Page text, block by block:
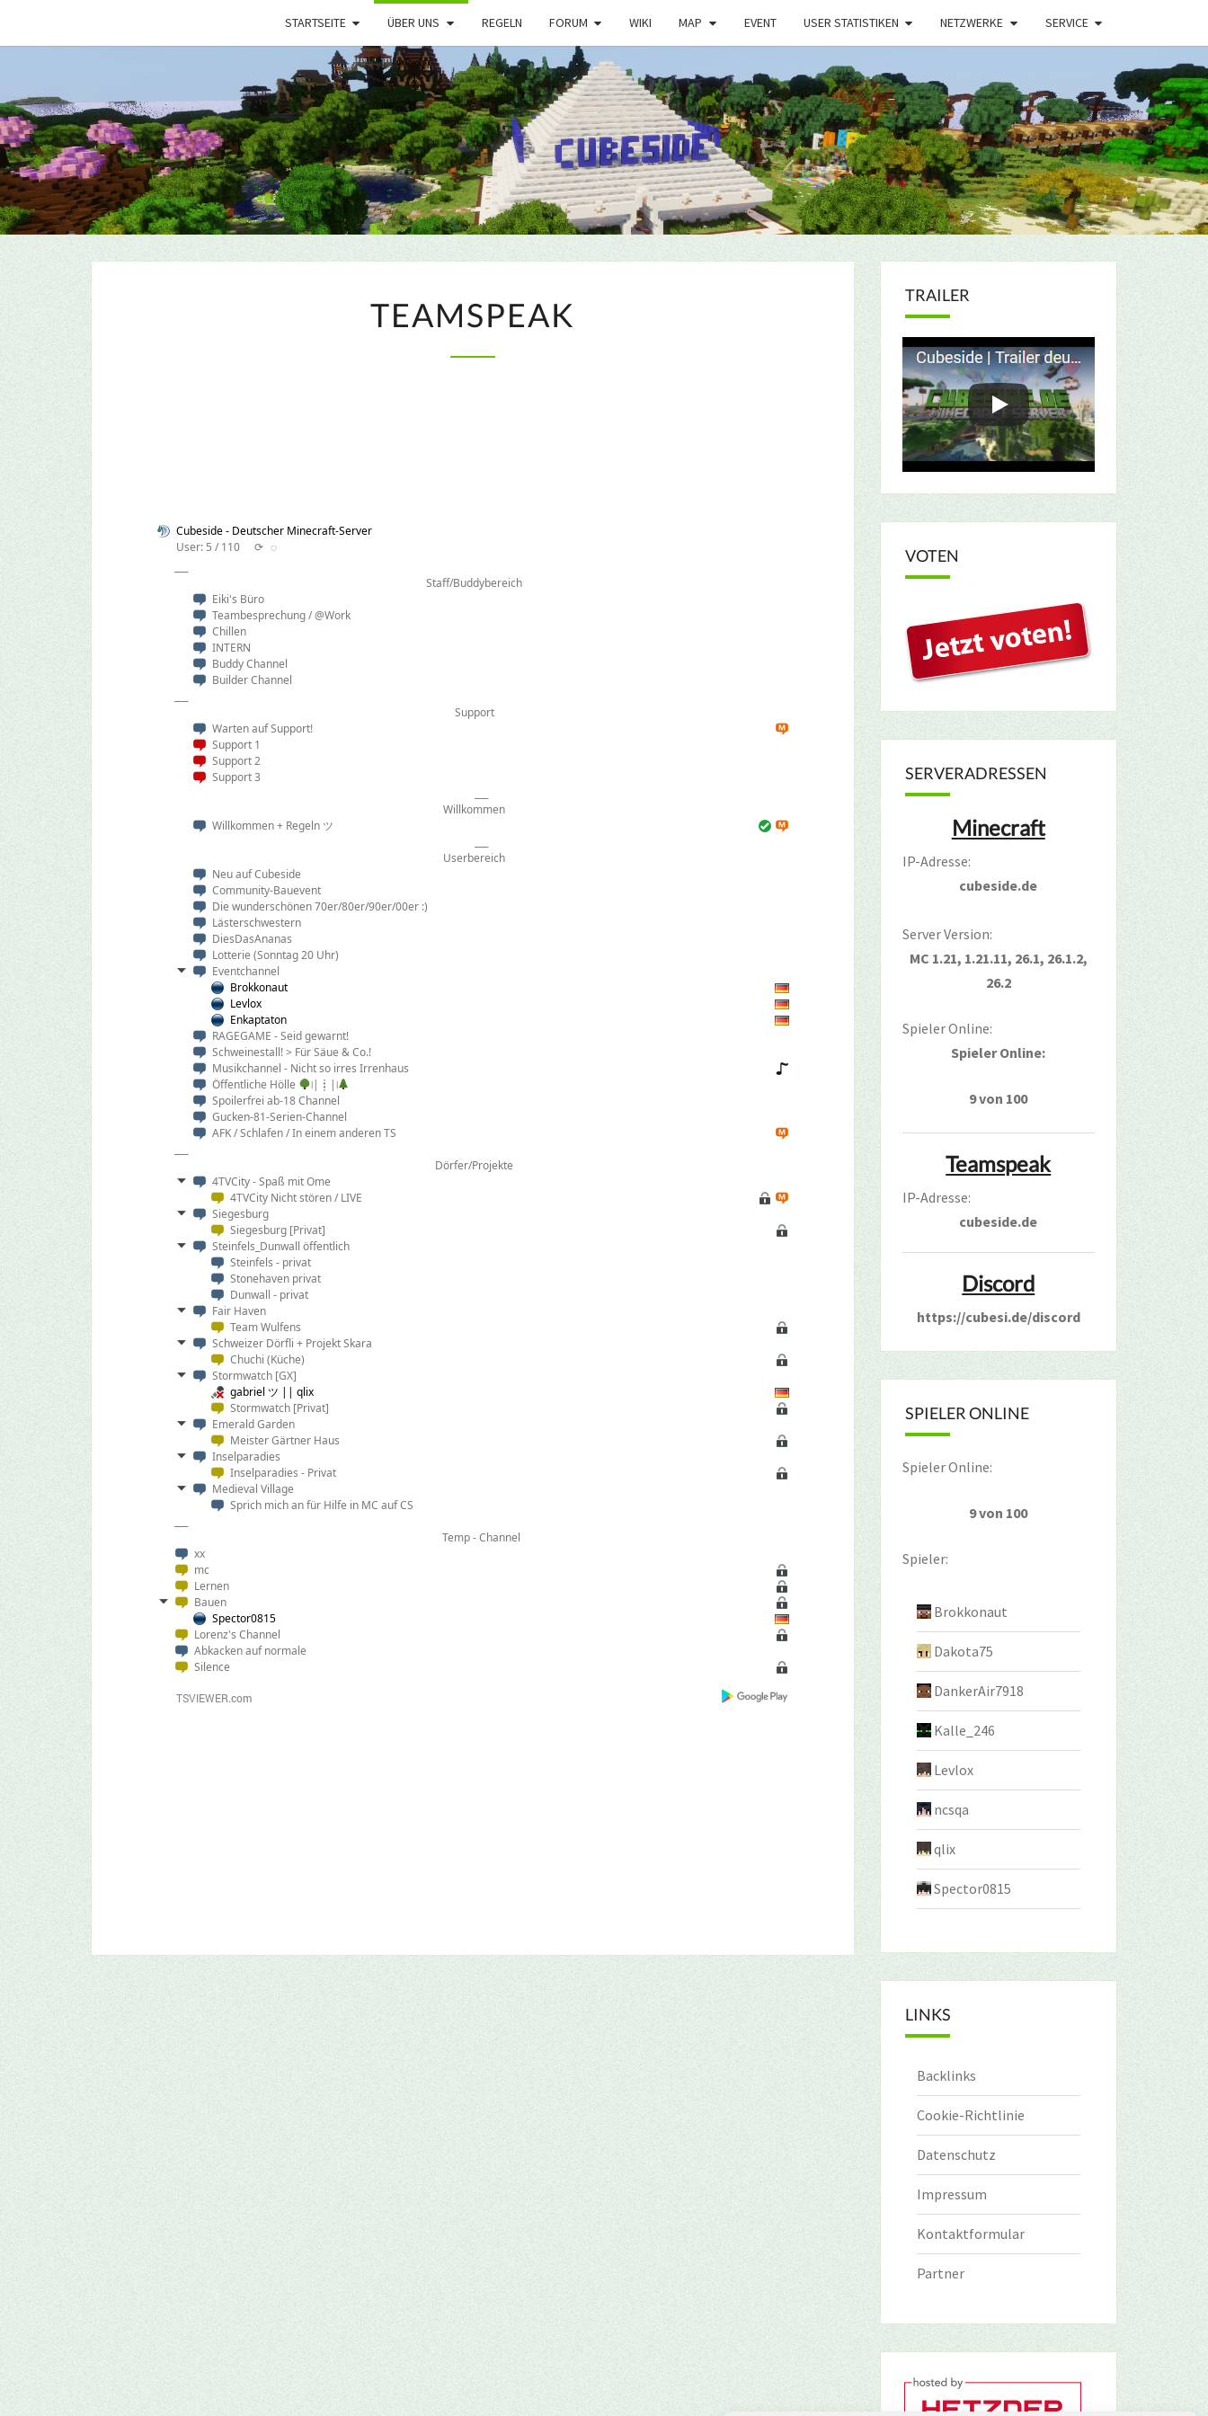
STARTSEITE ÜBER UNS REGELN FORUM WIKI MAP EVENT USER STATISTIKEN NETZWERKE SERVICE
TEAMSPEAK
Cubeside - Deutscher Minecraft-Server
User: 5 / 110
⟳ ◌
Staff/Buddybereich
Eiki's Büro
Teambesprechung / @Work
Chillen
INTERN
Buddy Channel
Builder Channel
Support
Warten auf Support!
Support 1
Support 2
Support 3
Willkommen
Willkommen + Regeln ツ
Userbereich
Neu auf Cubeside
Community-Bauevent
Die wunderschönen 70er/80er/90er/00er :)
Lästerschwestern
DiesDasAnanas
Lotterie (Sonntag 20 Uhr)
Eventchannel
Brokkonaut
Levlox
Enkaptaton
RAGEGAME - Seid gewarnt!
Schweinestall! > Für Säue & Co.!
Musikchannel - Nicht so irres Irrenhaus
Öffentliche Hölle
∣|┋|∣
Spoilerfrei ab-18 Channel
Gucken-81-Serien-Channel
AFK / Schlafen / In einem anderen TS
Dörfer/Projekte
4TVCity - Spaß mit Ome
4TVCity Nicht stören / LIVE
Siegesburg
Siegesburg [Privat]
Steinfels_Dunwall öffentlich
Steinfels - privat
Stonehaven privat
Dunwall - privat
Fair Haven
Team Wulfens
Schweizer Dörfli + Projekt Skara
Chuchi (Küche)
Stormwatch [GX]
gabriel ツ || qlix
Stormwatch [Privat]
Emerald Garden
Meister Gärtner Haus
Inselparadies
Inselparadies - Privat
Medieval Village
Sprich mich an für Hilfe in MC auf CS
Temp - Channel
xx
mc
Lernen
Bauen
Spector0815
Lorenz's Channel
Abkacken auf normale
Silence
TRAILER
VOTEN
SERVERADRESSEN
Minecraft
IP-Adresse:
cubeside.de
Server Version:
MC 1.21, 1.21.11, 26.1, 26.1.2,
26.2
Spieler Online:
Spieler Online:
9 von 100
Teamspeak
IP-Adresse:
cubeside.de
Discord
https://cubesi.de/discord
SPIELER ONLINE
Spieler Online:
9 von 100
Spieler:
Brokkonaut
Dakota75
DankerAir7918
Kalle_246
Levlox
ncsqa
qlix
Spector0815
LINKS
Backlinks
Cookie-Richtlinie
Datenschutz
Impressum
Kontaktformular
Partner